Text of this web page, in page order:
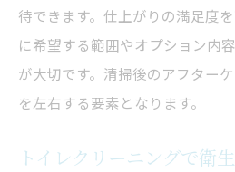
待できます。仕上がりの満足度
に希望する範囲やオプション内
が大切です。清掃後のアフター
を左右する要素となります。
トイレクリーニングで衛